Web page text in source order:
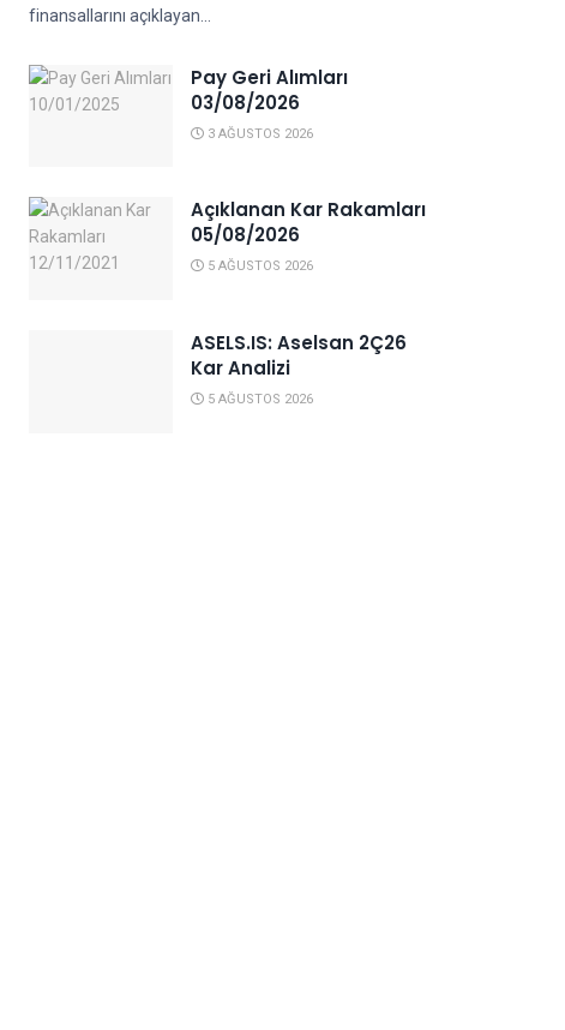
finansallarını açıklayan...
Pay Geri Alımları
03/08/2026
3 AĞUSTOS 2026
Açıklanan Kar Rakamları
05/08/2026
5 AĞUSTOS 2026
ASELS.IS: Aselsan 2Ç26
Kar Analizi
5 AĞUSTOS 2026